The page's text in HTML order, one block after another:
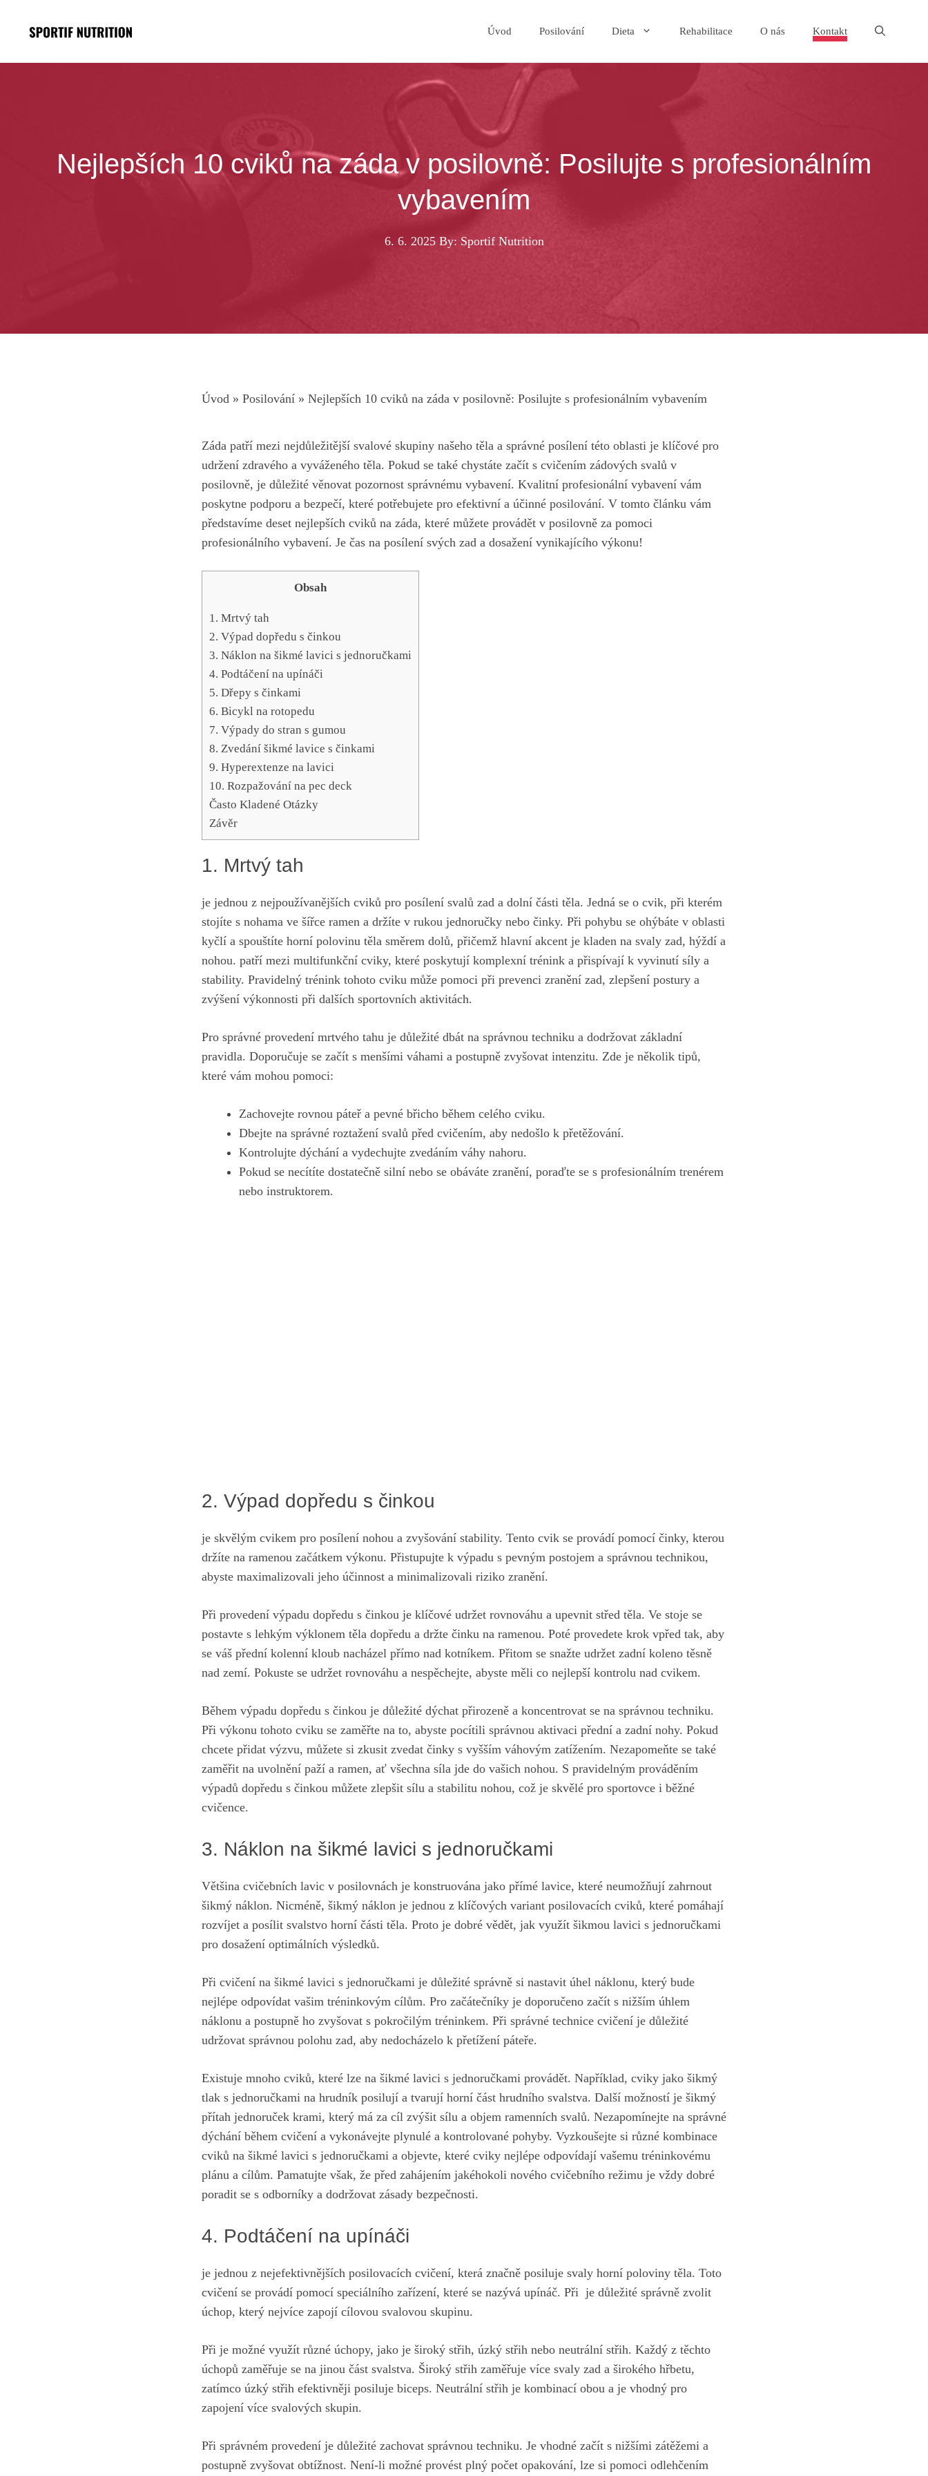
Úvod Posilování Dieta Rehabilitace O nás Kontakt
Nejlepších 10 cviků na záda v posilovně: Posilujte s profesionálním
vybavením
6. 6. 2025 By: Sportif Nutrition
Úvod » Posilování » Nejlepších 10 cviků na záda v posilovně: Posilujte s profesionálním vybavením
Záda patří​ mezi nejdůležitější svalové skupiny ‌našeho těla a správné posílení této oblasti je klíčové pro
udržení zdravého a vyváženého těla. ‍Pokud se také chystáte začít ⁤s cvičením zádových svalů v
posilovně, je důležité věnovat pozornost správnému vybavení. Kvalitní profesionální⁤ vybavení vám
poskytne ⁤podporu a bezpečí, které potřebujete pro efektivní a⁢ účinné posilování.​ V tomto článku vám
představíme deset nejlepších cviků na ‍záda, které můžete provádět v posilovně za pomoci
profesionálního vybavení. Je čas na ⁢posílení svých zad a dosažení vynikajícího výkonu!
Obsah
1.‌ Mrtvý tah
2. Výpad dopředu s činkou
3. Náklon na šikmé lavici s jednoručkami
4. Podtáčení na⁣ upínáči
5. Dřepy s činkami
6. Bicykl na rotopedu
7. Výpady do ‍stran‍ s gumou
8.​ Zvedání šikmé lavice s činkami
9. Hyperextenze na ⁢lavici
10. Rozpažování na pec deck
Často Kladené Otázky
Závěr
1.‌ Mrtvý tah
je jednou z nejpoužívanějších cviků pro posílení ​svalů zad a ​dolní ‍části těla. Jedná se o cvik, při kterém
stojíte s nohama ve šířce ramen a držíte v rukou ‌jednoručky nebo činky. Při pohybu se ohýbáte v ​oblasti
kyčlí a spouštíte horní polovinu těla ‍směrem ‍dolů, přičemž hlavní akcent je kladen na svaly zad, hýždí a
nohou. patří‍ mezi multifunkční​ cviky, které poskytují komplexní ⁢trénink a⁤ přispívají k vyvinutí‌ síly a
stability. Pravidelný trénink tohoto cviku může⁤ pomoci při prevenci zranění zad, zlepšení postury a
zvýšení výkonnosti při dalších sportovních aktivitách.
Pro správné provedení mrtvého tahu je důležité dbát na správnou techniku a dodržovat základní
pravidla.‍ Doporučuje se začít s menšími váhami a postupně zvyšovat intenzitu. Zde je několik⁣ tipů,
které vám mohou pomoci:
Zachovejte rovnou páteř a pevné břicho během celého cviku.
Dbejte na správné roztažení svalů před cvičením, aby nedošlo ⁤k přetěžování.
Kontrolujte dýchání a vydechujte zvedáním váhy nahoru.
Pokud se⁣ necítíte ​dostatečně silní nebo‍ se obáváte zranění, poraďte se s profesionálním trenérem
nebo instruktorem.
2. Výpad dopředu s činkou
je skvělým cvikem pro posílení nohou a zvyšování stability.⁤ Tento cvik se provádí pomocí ⁢činky, kterou
držíte na ramenou začátkem výkonu. Přistupujte k výpadu s‍ pevným postojem a správnou technikou,
abyste maximalizovali jeho ​účinnost a‌ minimalizovali riziko zranění.
Při provedení výpadu dopředu s činkou je ‍klíčové ‍udržet rovnováhu a upevnit střed těla. Ve stoje ​se
postavte s lehkým výklonem těla dopředu a‍ držte ⁣činku na ramenou. Poté provedete krok vpřed tak, aby
se váš přední kolenní kloub nacházel přímo nad kotníkem.⁣ Přitom se snažte udržet zadní ‍koleno těsně
nad zemí. Pokuste se udržet rovnováhu ‍a nespěchejte, abyste měli co nejlepší kontrolu nad cvikem.
Během výpadu dopředu s činkou je ​důležité dýchat přirozeně a koncentrovat se ​na správnou techniku.
⁢Při výkonu tohoto cviku se zaměřte na to, abyste pocítili správnou ⁣aktivaci přední a zadní nohy. Pokud
chcete ‍přidat výzvu, můžete si zkusit zvedat činky s‍ vyšším váhovým zatížením. Nezapomeňte⁢ se také
zaměřit na uvolnění paží a ramen, ať všechna‌ síla jde do vašich nohou. S pravidelným prováděním‍
výpadů dopředu s činkou můžete zlepšit sílu a stabilitu nohou, což je ‌skvělé pro sportovce i běžné⁤
cvičence.
3. Náklon na šikmé lavici s jednoručkami
Většina cvičebních lavic v posilovnách je konstruována jako⁣ přímé lavice, které neumožňují zahrnout
šikmý ⁤náklon. Nicméně, šikmý náklon je jednou z klíčových variant posilovacích cviků, které pomáhají
rozvíjet a posílit ​svalstvo⁣ horní části těla. Proto je dobré vědět, jak využít šikmou lavici s jednoručkami
pro dosažení optimálních výsledků.
Při cvičení na šikmé lavici‌ s jednoručkami je‌ důležité správně si nastavit úhel náklonu, ⁢který bude
nejlépe odpovídat vašim tréninkovým cílům. Pro začátečníky ‍je doporučeno začít s ​nižším úhlem
‌náklonu a postupně ho zvyšovat s ⁤pokročilým⁢ tréninkem. Při správné technice cvičení je důležité
udržovat správnou polohu zad, aby nedocházelo k přetížení páteře.
Existuje mnoho cviků, které lze na ⁣šikmé lavici​ s jednoručkami provádět. Například, cviky jako šikmý
tlak s jednoručkami na hrudník posilují a​ tvarují horní část hrudního svalstva. Další možností je šikmý
přítah jednoruček krami, který má za​ cíl zvýšit sílu a objem ramenních⁤ svalů. Nezapomínejte na správné
dýchání během‍ cvičení a vykonávejte plynulé a kontrolované pohyby. Vyzkoušejte si různé kombinace
cviků na šikmé lavici s jednoručkami a objevte, které cviky⁤ nejlépe odpovídají vašemu tréninkovému
plánu a cílům. Pamatujte však, že před zahájením jakéhokoli nového cvičebního režimu je vždy dobré
poradit se s odborníky a dodržovat zásady bezpečnosti.
4. Podtáčení na⁣ upínáči
je jednou z nejefektivnějších ‍posilovacích cvičení, která značně posiluje svaly horní poloviny těla. Toto
cvičení se⁣ provádí pomocí speciálního ‍zařízení, které se ‍nazývá upínáč. Při ⁢ je důležité správně⁣ zvolit
úchop, který nejvíce zapojí cílovou svalovou skupinu.
Při je možné využít různé úchopy, jako je široký střih, úzký střih nebo neutrální střih. Každý z těchto
úchopů zaměřuje⁤ se‌ na jinou část svalstva. Široký střih zaměřuje více ⁢svaly zad a širokého hřbetu,
zatímco úzký střih efektivněji posiluje biceps. Neutrální střih je‌ kombinací obou a je vhodný pro
zapojení více svalových skupin.⁢
Při správném provedení je důležité⁣ zachovat správnou ​techniku. Je vhodné začít s nižšími zátěžemi a
postupně zvyšovat obtížnost. Není-li ​možné provést plný počet opakování, lze si pomoci odlehčením⁤